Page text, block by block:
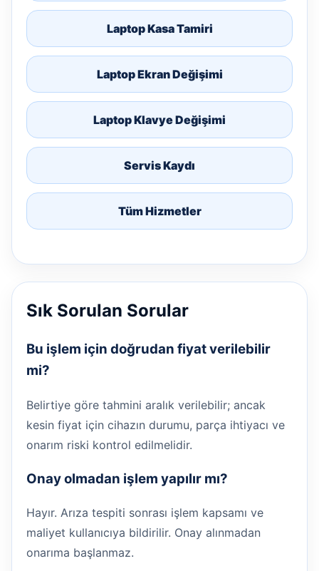
Laptop Kasa Tamiri
Laptop Ekran Değişimi
Laptop Klavye Değişimi
Servis Kaydı
Tüm Hizmetler
Sık Sorulan Sorular
Bu işlem için doğrudan fiyat verilebilir
mi?
Belirtiye göre tahmini aralık verilebilir; ancak
kesin fiyat için cihazın durumu, parça ihtiyacı ve
onarım riski kontrol edilmelidir.
Onay olmadan işlem yapılır mı?
Hayır. Arıza tespiti sonrası işlem kapsamı ve
maliyet kullanıcıya bildirilir. Onay alınmadan
onarıma başlanmaz.